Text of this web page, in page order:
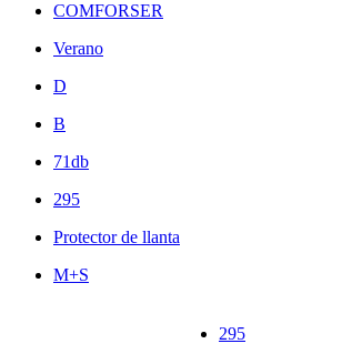
COMFORSER
Verano
D
B
71db
295
Protector de llanta
M+S
295